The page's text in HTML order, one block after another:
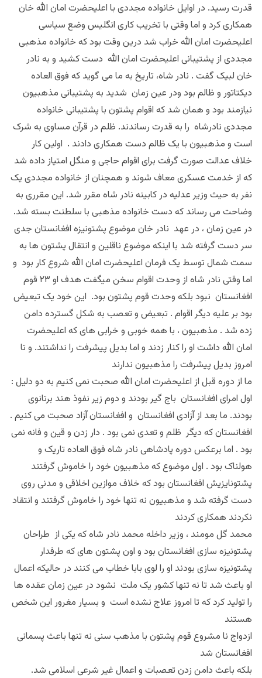
قدرت رسید. در اوایل خانواده مجددی با اعلیحضرت امان الله خان
همکاری کرد و اما وقتی با تخریب کاری انگلیس وضع سیاسی
اعلیحضرت امان الله خراب شد درین وقت بود که خانواده مذهبی
مجددی از پشتیبانی اعلیحضرت امان الله دست کشید و به نادر
خان لبیک گفت . نادر شاه، تاریخ به ما می گوید که فوق العاده
دیکتاتور و ظالم بود و‌در عین زمان شدید به پشتیبانی مذهبیون
نیازمند بود و همان شد که اقوام پشتون با پشتیبانی خانواده
مجددی نادرشاه را به قدرت رساندند. ظلم در قرآن مساوی به شرک
است و مذهبیون با یک ظالم دست همکاری دادند . اولین کار
خلاف عدالت صورت گرفت برای اقوام حاجی و منگل امتیاز داده شد
که از خدمت عسکری معاف شوند و همچنان از خانواده مجددی یک
نفر به حیث وزیر عدلیه در کابینه نادر شاه مقرر شد. این مقرری به
وضاحت می رساند که دست خانواده مذهبی با سلطنت بسته شد.
در عین زمان ، در عهد نادر خان موضوع پشتونیزه افغانستان جدی
سر دست گرفته شد با اینکه موضوع ناقلین و انتقال پشتون ها به
سمت شمال توسط یک فرمان اعلیحضرت امان الله شروع کار بود و
اما وقتی نادر شاه از وحدت اقوام سخن میگفت هدف او ۲۳ قوم
افغانستان نبود بلکه وحدت قوم پشتون بود. این خود یک تبعیض
بود بر علیه دیگر اقوام . تبعیض و تعصب به شکل گسترده دامن
زده شد . مذهبیون ، با همه خوبی و خرابی های که اعلیحضرت
امان الله داشت او را کنار زدند و اما بدیل پیشرفت را نداشتند. و تا
امروز بدیل پیشرفت را مذهبیون ندارند
ما از دوره قبل از اعلیحضرت امان الله صحبت نمی کنیم به دو دلیل :
اول امرای افغانستان باج گیر بودند و دوم زیر نفوذ هند برتانوی
بودند. ما بعد از آزادی افغانستان و افغانستان آزاد صحبت می کنیم .
افغانستان که دیگر ظلم و تعدی نمی بود . دار زدن و قین و فانه نمی
بود . اما برعکس دوره پادشاهی نادر شاه فوق العاده تاریک و
هولناک بود . اول موضوع که مذهبیون خود را خاموش گرفتند
پشتونایزیش افغانستان بود که خلاف موازین اخلاقی و مدنی روی
دست گرفته شد و مذهبیون نه تنها خود را خاموش گرفتند و انتقاد
نکردند همکاری کردند
محمد گل مومند ، وزیر داخله محمد نادر شاه که یکی از طراحان
پشتونیزه سازی افغانستان بود و اون پشتون های که طرفدار
پشتونیزه سازی بودند او را لوی بابا خطاب می کنند در حالیکه اعمال
او باعث شد تا نه تنها کشور یک ملت نشود در عین زمان عقده ها
را تولید کرد که تا امروز علاج نشده است و بسیار مغرور این شخص
هستند
افغانستان شد
بلکه باعث دامن زدن تعصبات و اعمال غیر شرعی اسلامی شد.